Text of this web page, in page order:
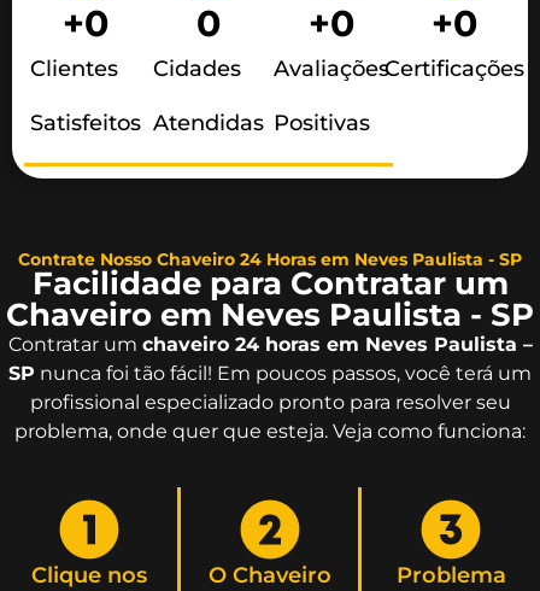
Clientes
Satisfeitos
+0
Cidades
Atendidas
0
Avaliações
Positivas
+0
Certificações
+0
Contrate Nosso Chaveiro 24 Horas em Neves Paulista - SP
Facilidade para Contratar um
Chaveiro em Neves Paulista - SP
Contratar um chaveiro 24 horas em Neves Paulista –
SP nunca foi tão fácil! Em poucos passos, você terá um
profissional especializado pronto para resolver seu
problema, onde quer que esteja. Veja como funciona:
Clique nos
O Chaveiro
Problema